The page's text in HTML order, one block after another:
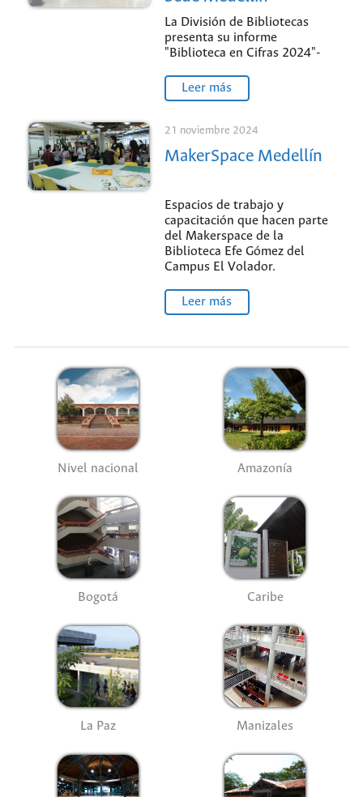
La División de Bibliotecas
presenta su informe
"Biblioteca en Cifras 2024"-
Leer más
21 noviembre 2024
MakerSpace Medellín
Espacios de trabajo y
capacitación que hacen parte
del Makerspace de la
Biblioteca Efe Gómez del
Campus El Volador.
Leer más
Nivel nacional Amazonía
Bogotá Caribe
La Paz Manizales